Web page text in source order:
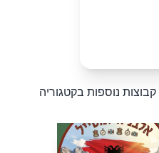
קבוצות נוספות בקטגוריה